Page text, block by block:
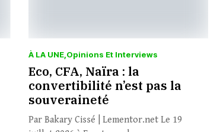
À LA UNE Opinions Et Interviews
Eco, CFA, Naïra : la
convertibilité n’est pas la
souveraineté
Par Bakary Cissé | Lementor.net Le 19